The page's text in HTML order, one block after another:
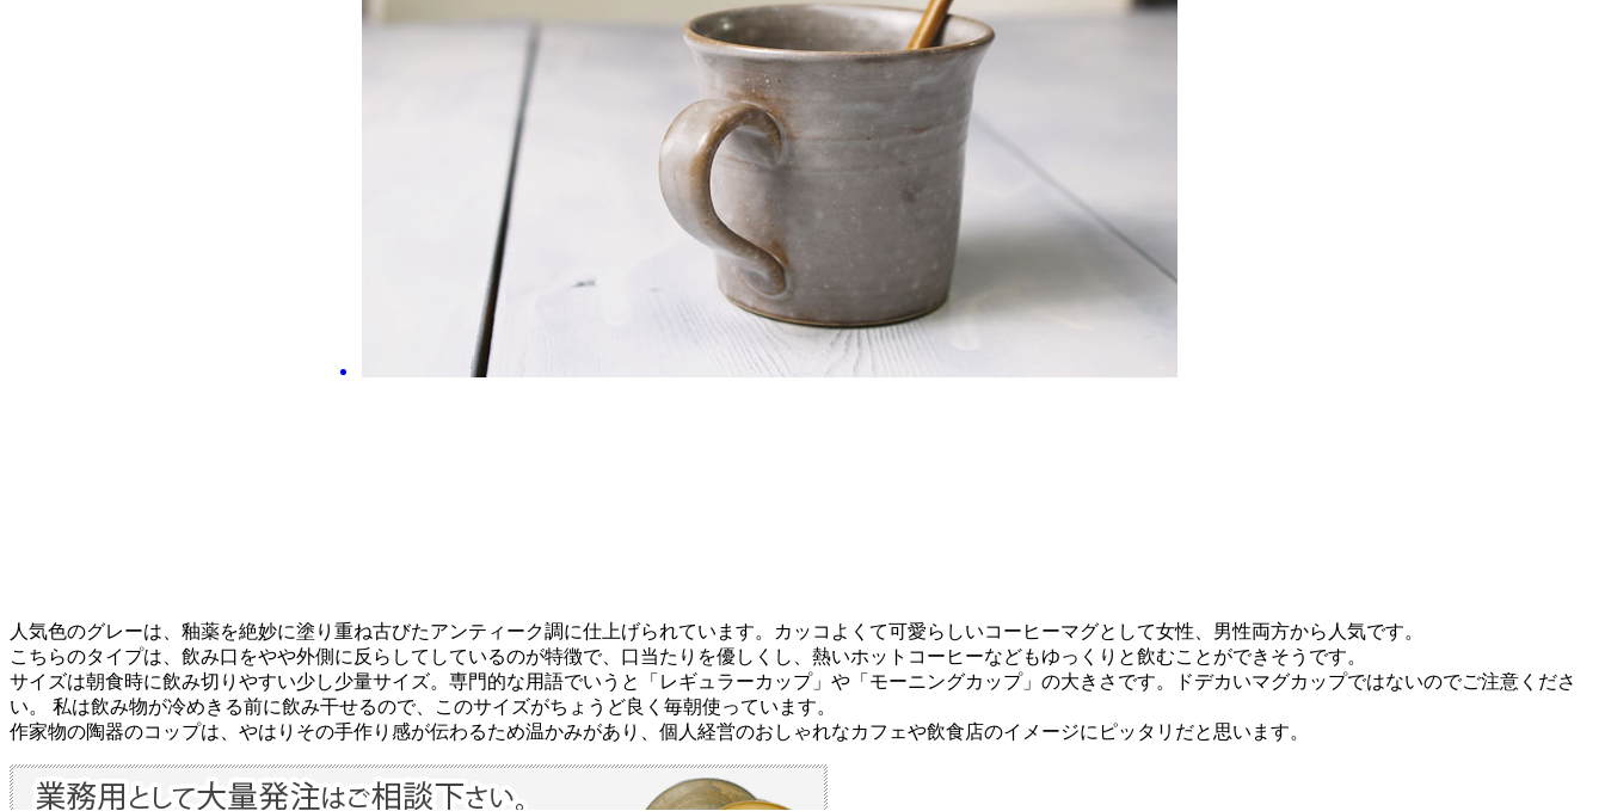
人気色のグレーは、釉薬を絶妙に塗り重ね古びたアンティーク調に仕上げられています。カッコよくて可愛らしいコーヒーマグとして女性、男性両方から人気です。
こちらのタイプは、飲み口をやや外側に反らしてしているのが特徴で、口当たりを優しくし、熱いホットコーヒーなどもゆっくりと飲むことができそうです。
サイズは朝食時に飲み切りやすい少し少量サイズ。専門的な用語でいうと「レギュラーカップ」や「モーニングカップ」の大きさです。ドデカいマグカップではないのでご注意くださ
い。 私は飲み物が冷めきる前に飲み干せるので、このサイズがちょうど良く毎朝使っています。
作家物の陶器のコップは、やはりその手作り感が伝わるため温かみがあり、個人経営のおしゃれなカフェや飲食店のイメージにピッタリだと思います。